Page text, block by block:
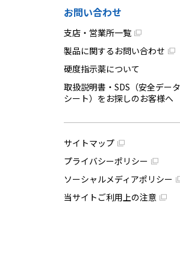
お問い合わせ
支店・営業所一覧
製品に関するお問い合わせ
硬度指示薬について
取扱説明書・SDS（安全データ
シート）をお探しのお客様へ
サイトマップ
プライバシーポリシー
ソーシャルメディアポリシー
当サイトご利用上の注意